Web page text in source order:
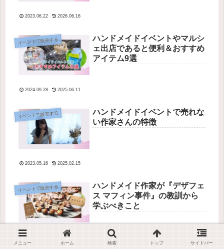
2023.06.22 2026.06.16
イベントで販売する
ハンドメイドイベントやマルシ
ェ出店であると便利＆おすすめ
アイテム9選
2024.09.28 2025.06.11
イベントで販売する
ハンドメイドイベントで売れな
い作家さんの特徴
2023.05.16 2025.02.15
イベントで販売する
ハンドメイド作家が『デザフェ
ス マフィン事件』の教訓から
学ぶべきこと
2023.11.22
2024.08.19
メニュー
ホーム 検索 トップ サイドバー